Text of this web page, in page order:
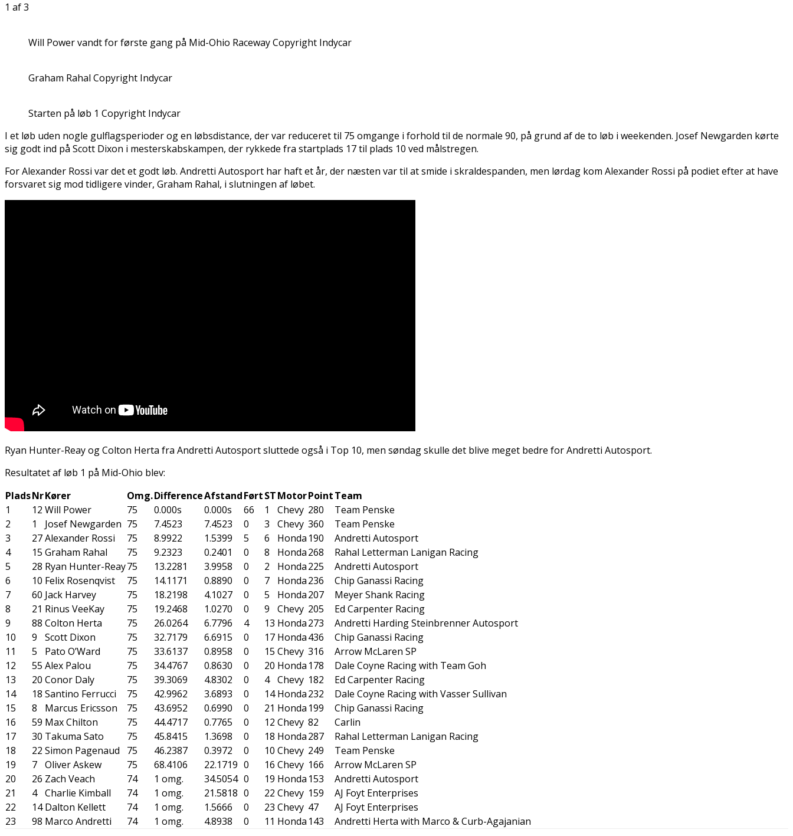
1 af 3
Will Power vandt for første gang på Mid-Ohio Raceway Copyright Indycar
Graham Rahal Copyright Indycar
Starten på løb 1 Copyright Indycar
I et løb uden nogle gulflagsperioder og en løbsdistance, der var reduceret til 75 omgange i forhold til de normale 90, på grund af de to løb i weekenden. Josef Newgarden kørte
sig godt ind på Scott Dixon i mesterskabskampen, der rykkede fra startplads 17 til plads 10 ved målstregen.
For Alexander Rossi var det et godt løb. Andretti Autosport har haft et år, der næsten var til at smide i skraldespanden, men lørdag kom Alexander Rossi på podiet efter at have
forsvaret sig mod tidligere vinder, Graham Rahal, i slutningen af løbet.
Ryan Hunter-Reay og Colton Herta fra Andretti Autosport sluttede også i Top 10, men søndag skulle det blive meget bedre for Andretti Autosport.
Resultatet af løb 1 på Mid-Ohio blev:
PladsNrKører Omg.DifferenceAfstandFørtSTMotorPointTeam
1
12 Will Power 75 0.000s 0.000s 66 1 Chevy 280
Team Penske
2
1 Josef Newgarden 75 7.4523 7.4523 0 3 Chevy 360
Team Penske
3
27Alexander Rossi 75 8.9922 1.5399 5 6 Honda 190
Andretti Autosport
4
15 Graham Rahal 75 9.2323 0.2401 0 8 Honda268
Rahal Letterman Lanigan Racing
5
28 Ryan Hunter-Reay75 13.2281 3.9958 0 2 Honda225
Andretti Autosport
6
10 Felix Rosenqvist 75 14.1171 0.8890 0 7 Honda236
Chip Ganassi Racing
7
60 Jack Harvey 75 18.2198 4.1027 0 5 Honda207
Meyer Shank Racing
8
21 Rinus VeeKay 75 19.2468 1.0270 0 9 Chevy 205
Ed Carpenter Racing
9
88 Colton Herta 75 26.0264 6.7796 4 13 Honda273
Andretti Harding Steinbrenner Autosport
10
9 Scott Dixon 75 32.7179 6.6915 0 17 Honda436
Chip Ganassi Racing
11
5 Pato O’Ward 75 33.6137 0.8958 0 15 Chevy 316
Arrow McLaren SP
12
55 Alex Palou 75 34.4767 0.8630 0 20 Honda 178
Dale Coyne Racing with Team Goh
13
20 Conor Daly 75 39.3069 4.8302 0 4 Chevy 182
Ed Carpenter Racing
14
18 Santino Ferrucci 75 42.9962 3.6893 0 14 Honda232
Dale Coyne Racing with Vasser Sullivan
15
8 Marcus Ericsson 75 43.6952 0.6990 0 21 Honda 199
Chip Ganassi Racing
16
59 Max Chilton 75 44.4717 0.7765 0 12 Chevy 82
Carlin
17
30 Takuma Sato 75 45.8415 1.3698 0 18 Honda287
Rahal Letterman Lanigan Racing
18
22 Simon Pagenaud 75 46.2387 0.3972 0 10 Chevy 249
Team Penske
19
7 Oliver Askew 75 68.4106 22.1719 0 16 Chevy 166
Arrow McLaren SP
20
26 Zach Veach 74 1 omg. 34.5054 0 19 Honda 153
Andretti Autosport
21
4 Charlie Kimball 74 1 omg. 21.5818 0 22 Chevy 159
AJ Foyt Enterprises
22
14 Dalton Kellett 74 1 omg. 1.5666 0 23 Chevy 47
AJ Foyt Enterprises
23
98 Marco Andretti 74 1 omg. 4.8938 0 11 Honda 143 Andretti Herta with Marco & Curb-Agajanian